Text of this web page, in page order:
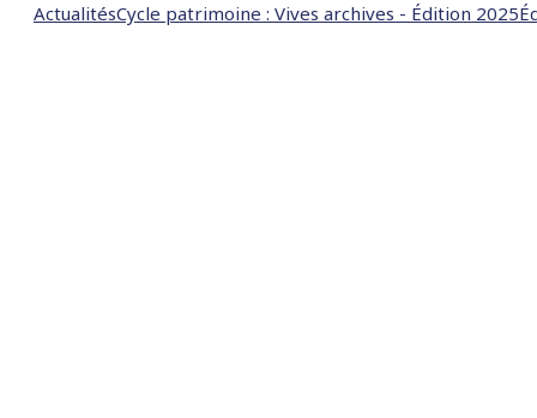
ActualitésCycle patrimoine : Vives archives - Édition 2025